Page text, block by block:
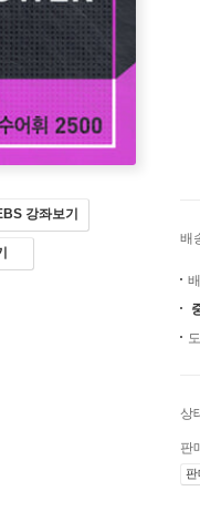
강좌보기
배
상
판
판